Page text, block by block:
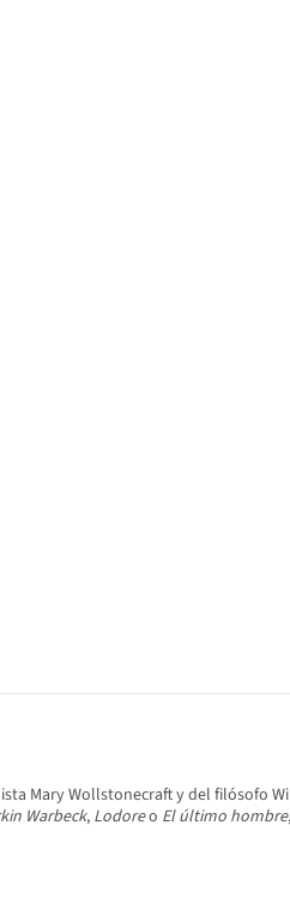
Mary Wollstonecraft y del filósofo
Warbeck, Lodoreo El último hombre